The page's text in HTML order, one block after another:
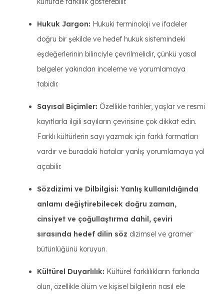
Hukuk Jargon: Hukuki terminoloji ve ifadeler
doğru bir şekilde ve hedef hukuk sistemindeki
eşdeğerlerinin bilinciyle çevrilmelidir, çünkü yasal
belgeler yakından inceleme ve yorumlamaya
tabidir.
Sayısal Biçimler: Özellikle tarihler, yaşlar ve resmi
kayıtlarla ilgili sayıların çevirisine çok dikkat edin.
Farklı kültürlerin sayı yazmak için farklı formatları
vardır ve buradaki hatalar yanlış yorumlamaya yol
açabilir.
Sözdizimi ve Dilbilgisi: Yanlış kullanıldığında
anlamı değiştirebilecek doğru zaman,
cinsiyet ve çoğullaştırma dahil, çeviri
sırasında hedef dilin söz dizimsel ve gramer
bütünlüğünü koruyun.
Kültürel Duyarlılık: Kültürel farklılıkların farkında
olun, özellikle ölüm ve kişisel bilgilerin nasıl ele